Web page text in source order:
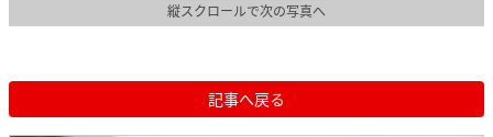
縦スクロールで次の写真へ
記事へ戻る